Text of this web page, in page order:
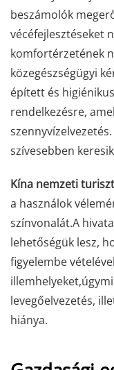
beszámolók
vécéfejlesztéseket
komfortérzetének
közegészségügyi
épített és
rendelkezésre,
szívesebben
Kína nemzeti
a használok
színvonalát.A
lehetőségük lesz,
figyelembe
illemhelyeket,
levegőelvezetés,
hiánya.